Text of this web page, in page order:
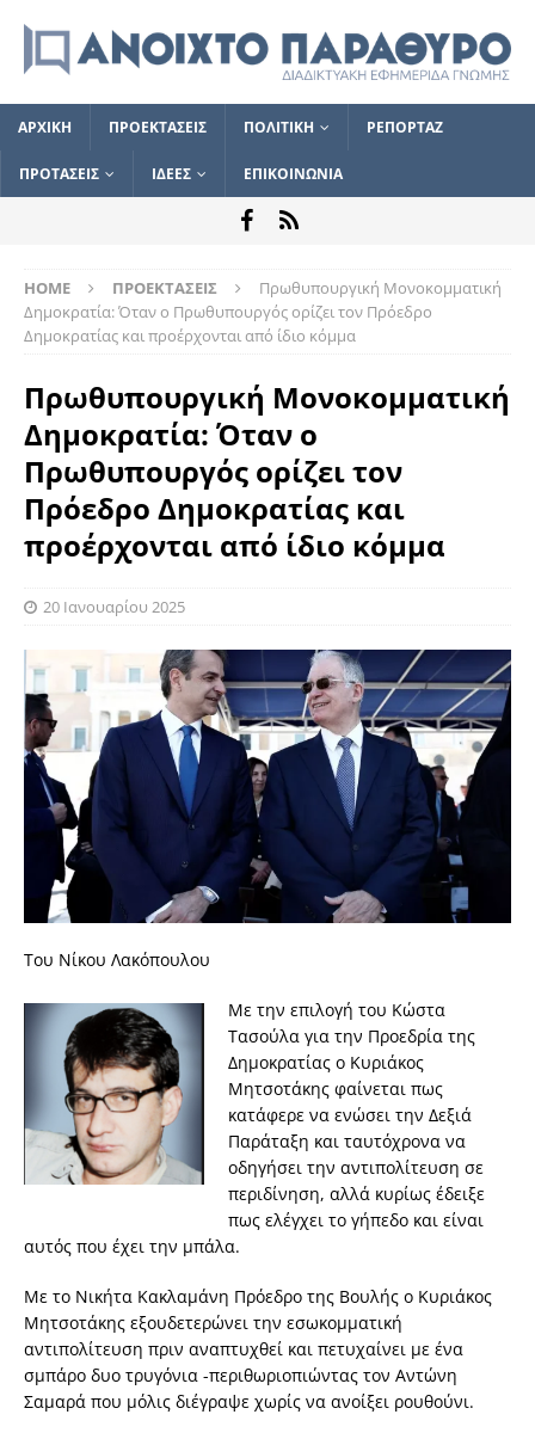
ΑΡΧΙΚΗ ΠΡΟΕΚΤΑΣΕΙΣ ΠΟΛΙΤΙΚΗ ΡΕΠΟΡΤΑΖ
ΠΡΟΤΑΣΕΙΣ ΙΔΕΕΣ ΕΠΙΚΟΙΝΩΝΙΑ
HOME ΠΡΟΕΚΤΑΣΕΙΣ
Πρωθυπουργική Μονοκομματική
Δημοκρατία: Όταν ο Πρωθυπουργός ορίζει τον Πρόεδρο
Δημοκρατίας και προέρχονται από ίδιο κόμμα
Πρωθυπουργική Μονοκομματική
Δημοκρατία: Όταν ο
Πρωθυπουργός ορίζει τον
Πρόεδρο Δημοκρατίας και
προέρχονται από ίδιο κόμμα
20 Ιανουαρίου 2025
Του Νίκου Λακόπουλου
Με την επιλογή του Κώστα
Τασούλα για την Προεδρία της
Δημοκρατίας ο Κυριάκος
Μητσοτάκης φαίνεται πως
κατάφερε να ενώσει την Δεξιά
Παράταξη και ταυτόχρονα να
οδηγήσει την αντιπολίτευση σε
περιδίνηση, αλλά κυρίως έδειξε
πως ελέγχει το γήπεδο και είναι
αυτός που έχει την μπάλα.
Με το Νικήτα Κακλαμάνη Πρόεδρο της Βουλής ο Κυριάκος
Μητσοτάκης εξουδετερώνει την εσωκομματική
αντιπολίτευση πριν αναπτυχθεί και πετυχαίνει με ένα
σμπάρο δυο τρυγόνια -περιθωριοπιώντας τον Αντώνη
Σαμαρά που μόλις διέγραψε χωρίς να ανοίξει ρουθούνι.